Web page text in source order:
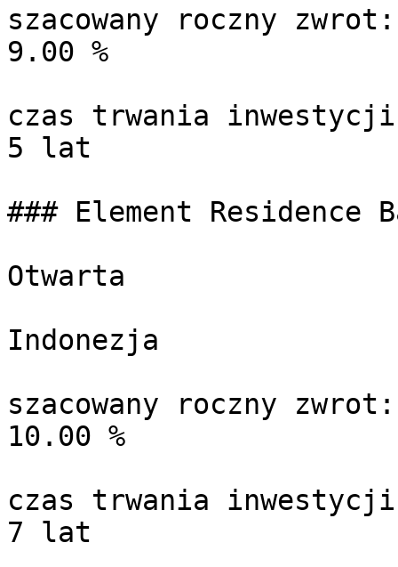
szacowany roczny zwrot:
9.00 %
czas trwania
5 lat
### Element
Otwarta
Indonezja
szacowany roczny zwrot:
10.00 %
czas trwania
7 lat